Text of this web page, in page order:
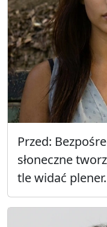
Przed:
słoneczne
tle widać plener.